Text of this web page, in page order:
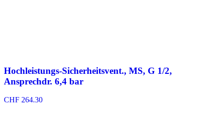
Hochleistungs-Sicherheitsvent., MS, G 1/2,
Ansprechdr. 6,4 bar
CHF 264.30